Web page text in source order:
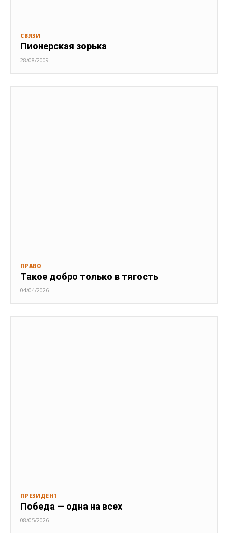
СВЯЗИ
Пионерская зорька
28/08/2009
ПРАВО
Такое добро только в тягость
04/04/2026
ПРЕЗИДЕНТ
Победа — одна на всех
08/05/2026